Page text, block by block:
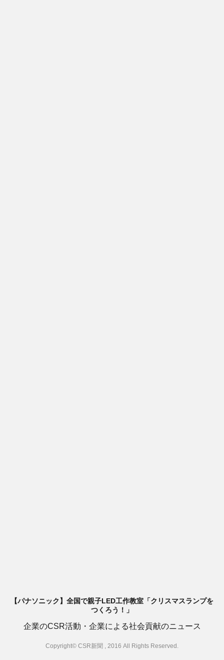
【パナソニック】全国で親子LED工作教室「クリスマスランプを
つくろう！」
企業のCSR活動・企業による社会貢献のニュース
Copyright© CSR新聞 , 2016 All Rights Reserved.